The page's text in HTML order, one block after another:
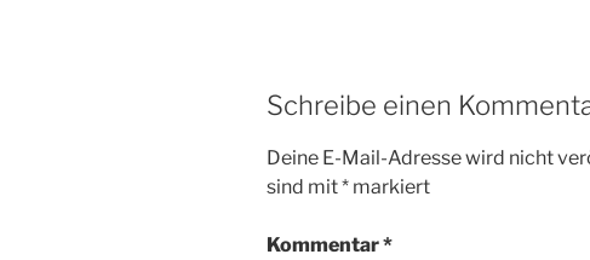
Schreibe einen
Deine E-Mail-Adresse wird nicht
sind mit* markiert
Kommentar*